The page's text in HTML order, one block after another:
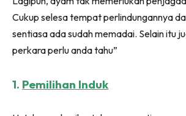
Impiana MakeOver
Cukup selesa tempat perlindungannya
sentiasa ada sudah memadai. Selain itu
perkara perlu anda tahu”
1. Pemilihan Induk